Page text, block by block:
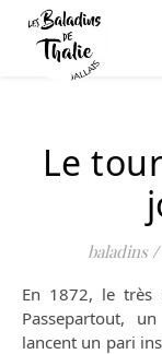
Le
baladins /
En 1872, le très Britannique Phileas Fogg et son valet,
Passepartout,
lancent un pari